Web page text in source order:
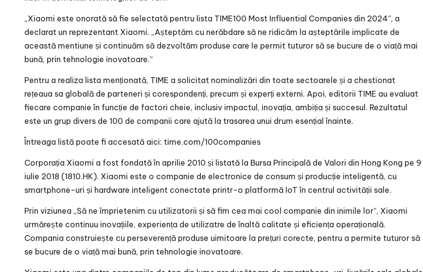
„Xiaomi este onorată să fie selectată pentru lista TIME100 Most Influential Companies din 2024”, a
declarat un reprezentant Xiaomi. „Așteptăm cu nerăbdare să ne ridicăm la așteptările implicate de
această mentiune și continuăm să dezvoltăm produse care le permit tuturor să se bucure de o viață mai
bună, prin tehnologie inovatoare.”
Pentru a realiza lista menționată, TIME a solicitat nominalizări din toate sectoarele și a chestionat
rețeaua sa globală de parteneri și corespondenți, precum și experți externi. Apoi, editorii TIME au evaluat
fiecare companie în funcție de factori cheie, inclusiv impactul, inovația, ambiția și succesul. Rezultatul
este un grup divers de 100 de companii care ajută la trasarea unui drum esențial înainte.
Întreaga listă poate fi accesată aici: time.com/100companies
Corporația Xiaomi a fost fondată în aprilie 2010 și listată la Bursa Principală de Valori din Hong Kong pe 9
iulie 2018 (1810.HK). Xiaomi este o companie de electronice de consum și producție inteligentă, cu
smartphone-uri și hardware inteligent conectate printr-o platformă IoT în centrul activității sale.
Prin viziunea „Să ne împrietenim cu utilizatorii și să fim cea mai cool companie din inimile lor”, Xiaomi
urmărește continuu inovațiile, experiența de utilizatre de înaltă calitate și eficiența operațională.
Compania construiește cu perseverență produse uimitoare la prețuri corecte, pentru a permite tuturor să
se bucure de o viață mai bună, prin tehnologie inovatoare.